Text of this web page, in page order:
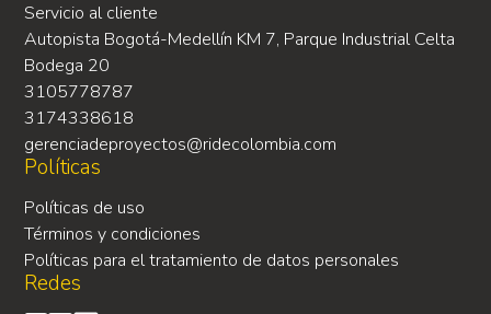
Servicio al cliente
Autopista Bogotá-Medellín KM 7, Parque Industrial Celta
Bodega 20
3105778787
3174338618
gerenciadeproyectos@ridecolombia.com
Políticas
Políticas de uso
Términos y condiciones
Políticas para el tratamiento de datos personales
Redes